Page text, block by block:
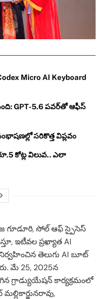
Micro AI Keyboard
GPT-5.6 పవర్‌తో ఆఫీస్
సరికొత్త విప్లవం
రూ.5 కోట్ల విలువ.. ఎలా
గూడూరి, సోల్ ఆఫ్ స్పైసెస్
ఇటీవల ప్రఖ్యాత AI
తెలుగు AI బూట్
మే 25, 2025న
గ్రాడ్యుయేషన్ కార్యక్రమంలో